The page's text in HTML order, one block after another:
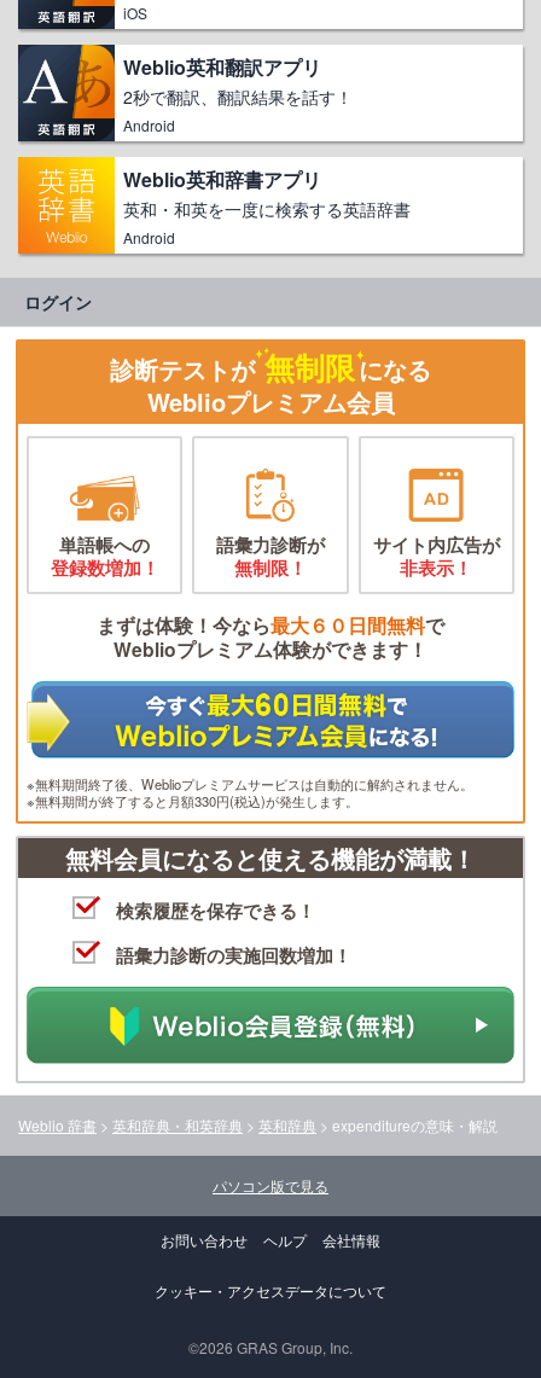
iOS
Weblio英和翻訳アプリ
2秒で翻訳、翻訳結果を話す！
Android
Weblio英和辞書アプリ
英和・和英を一度に検索する英語辞書
Android
ログイン
診断テストが 無制限になる
Weblioプレミアム会員
単語帳への
登録数増加！
語彙力診断が
無制限！
サイト内広告が
非表示！
まずは体験！今なら最大６０日間無料で
Weblioプレミアム体験ができます！
※無料期間終了後、Weblioプレミアムサービスは自動的に解約されません。
※無料期間が終了すると月額330円(税込)が発生します。
無料会員になると使える機能が満載！
検索履歴を保存できる！
語彙力診断の実施回数増加！
Weblio 辞書 > 英和辞典・和英辞典 > 英和辞典 > expenditureの意味・解説
パソコン版で見る
お問い合わせ ヘルプ 会社情報
クッキー・アクセスデータについて
©2026 GRAS Group, Inc.